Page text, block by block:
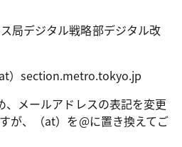
局デジタル戦略部デジタル改
）section.metro.tokyo.jp
メールアドレスの表記を変更
が、（at）を@に置き換えてご